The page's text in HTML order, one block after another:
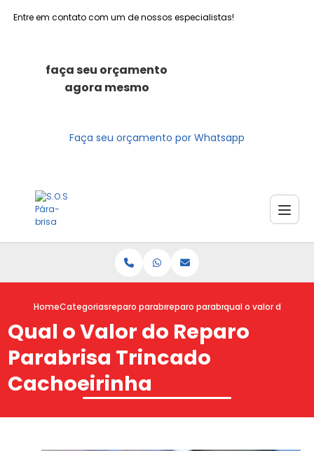
Entre em contato com um de nossos especialistas!
faça seu orçamento
agora mesmo
Faça seu orçamento por Whatsapp
HomeCategoriasreparo parabrisasreparo parabrisaqual o valor do
Qual o Valor do Reparo
Parabrisa Trincado
Cachoeirinha